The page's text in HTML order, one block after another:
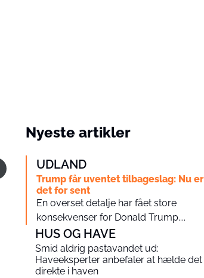
Nyeste artikler
UDLAND
Trump får uventet tilbageslag: Nu er
det for sent
En overset detalje har fået store
konsekvenser for Donald Trump....
HUS OG HAVE
Smid aldrig pastavandet ud:
Haveeksperter anbefaler at hælde det
direkte i haven